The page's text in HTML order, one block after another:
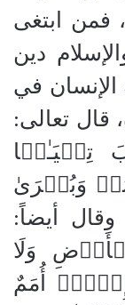
فمن ابتغى
دين
في
قال تعالى:
تِبۡیَـٰنࣰا
وَبُشۡرَىٰ
[النحل: 89]، وقال أيضاً:
وَلَا
أُمَمٌ